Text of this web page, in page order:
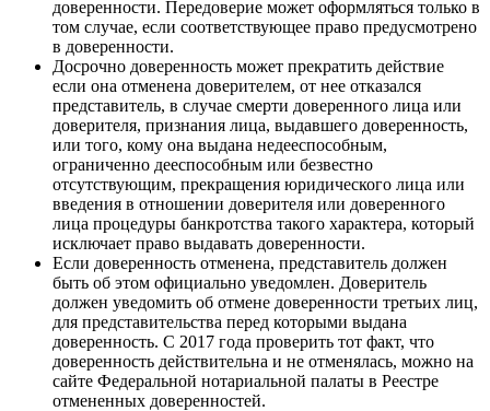
доверенности. Передоверие может оформляться только в
том случае, если соответствующее право предусмотрено
в доверенности.
Досрочно доверенность может прекратить действие
если она отменена доверителем, от нее отказался
представитель, в случае смерти доверенного лица или
доверителя, признания лица, выдавшего доверенность,
или того, кому она выдана недееспособным,
ограниченно дееспособным или безвестно
отсутствующим, прекращения юридического лица или
введения в отношении доверителя или доверенного
лица процедуры банкротства такого характера, который
исключает право выдавать доверенности.
Если доверенность отменена, представитель должен
быть об этом официально уведомлен. Доверитель
должен уведомить об отмене доверенности третьих лиц,
для представительства перед которыми выдана
доверенность. С 2017 года проверить тот факт, что
доверенность действительна и не отменялась, можно на
сайте Федеральной нотариальной палаты в Реестре
отмененных доверенностей.